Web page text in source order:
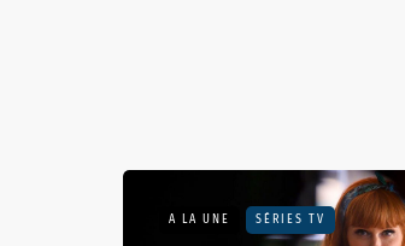
A LA UNE SÉRIES TV